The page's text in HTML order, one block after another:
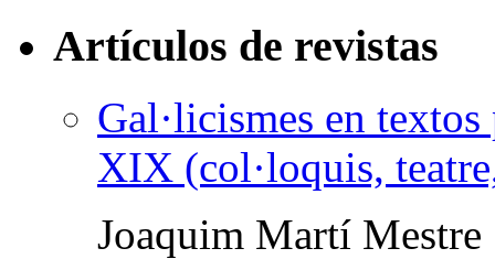
Artículos de revistas
Gal·licismes en
XIX (col·loquis,
Joaquim Martí Mestre